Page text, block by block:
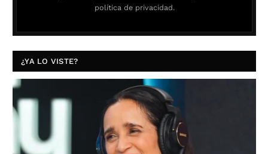
política de privacidad.
¿YA LO VISTE?